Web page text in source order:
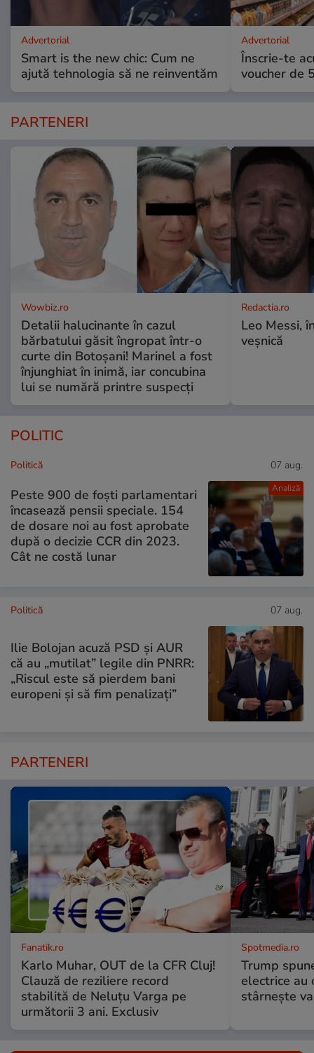
Advertorial
Smart is the new chic: Cum ne
ajută tehnologia să ne reinventăm
Advertorial
Înscrie-te
voucher de
PARTENERI
Wowbiz.ro
Detalii halucinante în cazul
bărbatului găsit îngropat într-o
curte din Botoșani! Marinel a fost
înjunghiat în inimă, iar concubina
lui se numără printre suspecți
Redactia.ro
Leo Messi,
veșnică
POLITIC
Analiză
Politică 07 aug.
Peste 900 de foști parlamentari
încasează pensii speciale. 154
de dosare noi au fost aprobate
după o decizie CCR din 2023.
Cât ne costă lunar
Politică 07 aug.
Ilie Bolojan acuză PSD și AUR
că au „mutilat” legile din PNRR:
„Riscul este să pierdem bani
europeni și să fim penalizați”
PARTENERI
Fanatik.ro
Karlo Muhar, OUT de la CFR Cluj!
Clauză de reziliere record
stabilită de Neluțu Varga pe
următorii 3 ani. Exclusiv
Spotmedia.ro
Trump
electrice au
stârnește